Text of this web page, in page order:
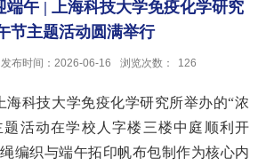
端午 | 上海科技大学免疫化学研究
节主题活动圆满举行
发布时间：2026-06-16 浏览次数： 126
海科技大学免疫化学研究所举办的“浓
题活动在学校人字楼三楼中庭顺利开
编织与端午拓印帆布包制作为核心内